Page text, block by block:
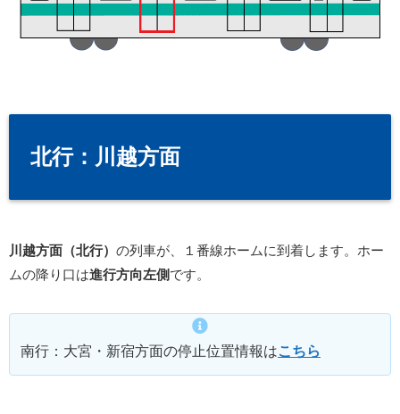
北行：川越方面
川越方面（北行） の列車が、１番線ホームに到着します。ホー
ムの降り口は進行方向左側です。
南行：大宮・新宿方面の停止位置情報はこちら